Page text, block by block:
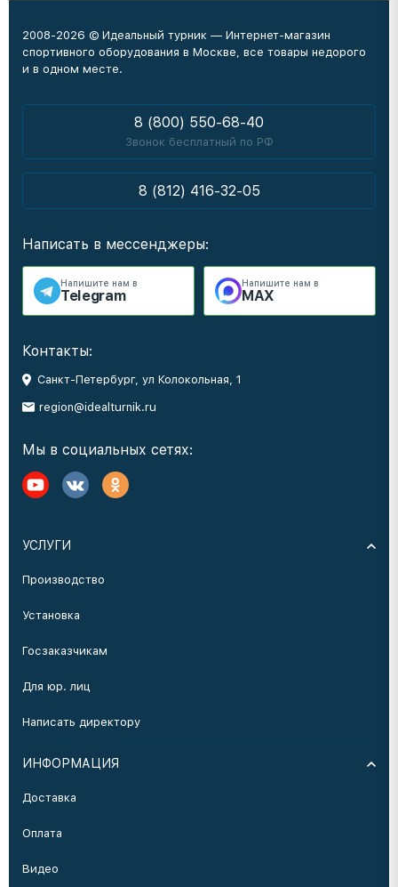
2008-2026 © Идеальный турник — Интернет-магазин
спортивного оборудования в Москве, все товары недорого
и в одном месте.
8 (800) 550-68-40
Звонок бесплатный по РФ
8 (812) 416-32-05
Написать в мессенджеры:
Напишите нам в
Telegram
Напишите нам в
MAX
Контакты:
Санкт-Петербург, ул Колокольная, 1
region@idealturnik.ru
Мы в социальных сетях:
УСЛУГИ
Производство
Установка
Госзаказчикам
Для юр. лиц
Написать директору
ИНФОРМАЦИЯ
Доставка
Оплата
Видео